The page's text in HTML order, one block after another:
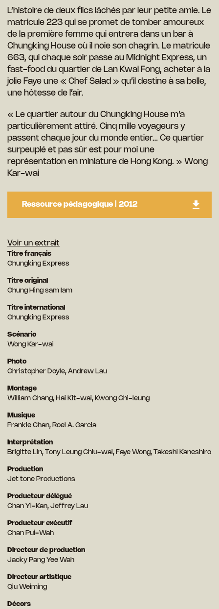
L’histoire de deux flics lâchés par leur petite amie. Le
matricule 223 qui se promet de tomber amoureux
de la première femme qui entrera dans un bar à
Chungking House où il noie son chagrin. Le matricule
663, qui chaque soir passe au Midnight Express, un
fast-food du quartier de Lan Kwai Fong, acheter à la
jolie Faye une « Chef Salad » qu’il destine à sa belle,
une hôtesse de l’air.
« Le quartier autour du Chungking House m’a
particulièrement attiré. Cinq mille voyageurs y
passent chaque jour du monde entier… Ce quartier
surpeuplé et pas sûr est pour moi une
représentation en miniature de Hong Kong. » Wong
Kar-wai
Ressource pédagogique | 2012
Voir un extrait
Titre français
Chungking Express
Titre original
Chung Hing sam lam
Titre international
Chungking Express
Scénario
Wong Kar-wai
Photo
Christopher Doyle, Andrew Lau
Montage
William Chang, Hai Kit-wai, Kwong Chi-leung
Musique
Frankie Chan, Roel A. Garcia
Interprétation
Brigitte Lin, Tony Leung Chiu-wai, Faye Wong, Takeshi Kaneshiro
Production
Jet tone Productions
Producteur délégué
Chan Yi-Kan, Jeffrey Lau
Producteur exécutif
Chan Pui-Wah
Directeur de production
Jacky Pang Yee Wah
Directeur artistique
Qiu Weiming
Décors